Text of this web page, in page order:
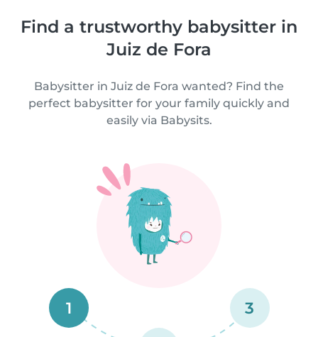
Find a trustworthy babysitter in
Juiz de Fora
Babysitter in Juiz de Fora wanted? Find the
perfect babysitter for your family quickly and
easily via Babysits.
1 3